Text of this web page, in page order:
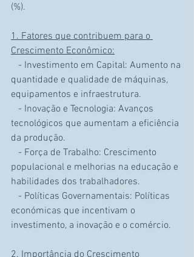
(%).
1. Fatores que contribuem para o
Crescimento Econômico:
quantidade e qualidade de máquinas,
equipamentos e infraestrutura.
tecnológicos que aumentam a eficiência
da produção.
populacional e melhorias na educação e
habilidades dos trabalhadores.
económicas que incentivam o
investimento, a inovação e o comércio.
2. Importância do Crescimento